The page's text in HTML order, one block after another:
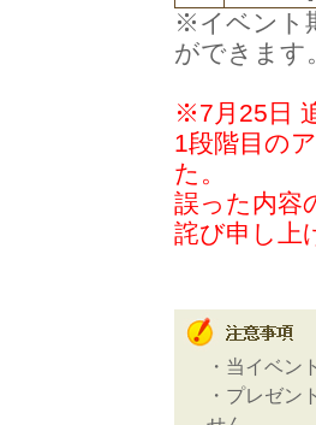
※イベント
ができます
※7月25日
1段階目の
た。
誤った内容
詫び申し上
・当イベン
・プレゼン